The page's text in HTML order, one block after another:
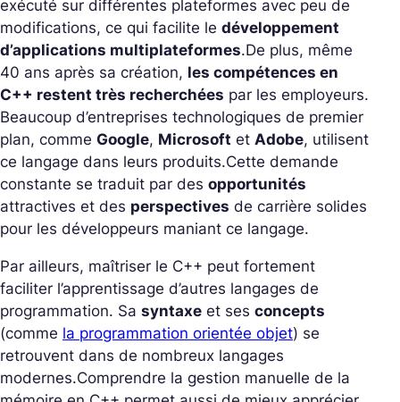
exécuté sur différentes plateformes avec peu de
modifications, ce qui facilite le développement
d’applications multiplateformes.De plus, même
40 ans après sa création, les compétences en
C++ restent très recherchées par les employeurs.
Beaucoup d’entreprises technologiques de premier
plan, comme Google, Microsoft et Adobe, utilisent
ce langage dans leurs produits.Cette demande
constante se traduit par des opportunités
attractives et des perspectives de carrière solides
pour les développeurs maniant ce langage.
Par ailleurs, maîtriser le C++ peut fortement
faciliter l’apprentissage d’autres langages de
programmation. Sa syntaxe et ses concepts
(comme la programmation orientée objet) se
retrouvent dans de nombreux langages
modernes.Comprendre la gestion manuelle de la